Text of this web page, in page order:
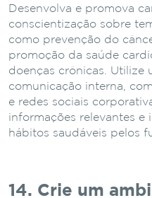
Desenvolva e promova
conscientização sobre
como prevenção do
promoção da saúde
doenças crônicas. Utilize
comunicação interna,
e redes sociais
informações relevantes e
hábitos saudáveis pelos
14. Crie um